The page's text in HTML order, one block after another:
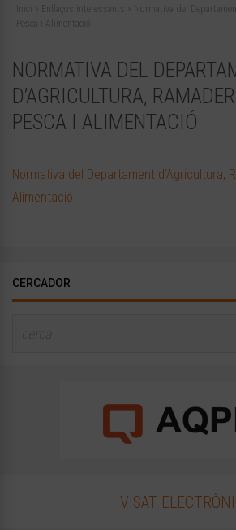
Inici Enllaços interessants
Normativa del
Pesca i Alimentació
NORMATIVA DEL
D’AGRICULTURA,
PESCA I ALIMENTACIÓ
Normativa del Departament d’Agricultura,
Alimentació
CERCADOR
VISAT